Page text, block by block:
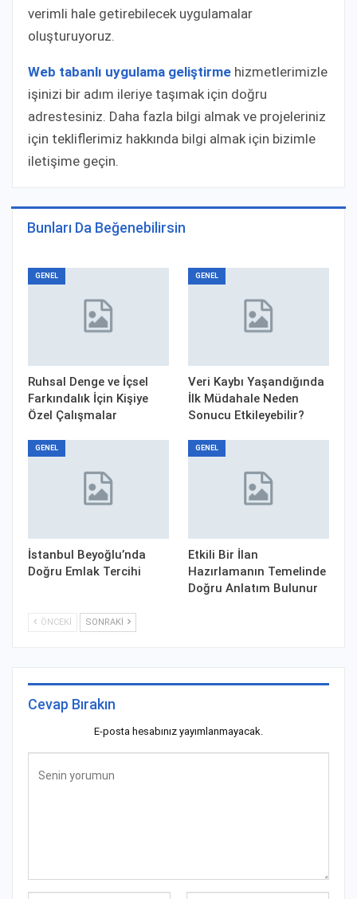
verimli hale getirebilecek uygulamalar
oluşturuyoruz.
Web tabanlı uygulama geliştirme hizmetlerimizle
işinizi bir adım ileriye taşımak için doğru
adrestesiniz. Daha fazla bilgi almak ve projeleriniz
için tekliflerimiz hakkında bilgi almak için bizimle
iletişime geçin.
Bunları Da Beğenebilirsin
GENEL
Ruhsal Denge ve İçsel
Farkındalık İçin Kişiye
Özel Çalışmalar
GENEL
Veri Kaybı Yaşandığında
İlk Müdahale Neden
Sonucu Etkileyebilir?
GENEL
İstanbul Beyoğlu’nda
Doğru Emlak Tercihi
GENEL
Etkili Bir İlan
Hazırlamanın Temelinde
Doğru Anlatım Bulunur
ÖNCEKI SONRAKI
Cevap Bırakın
E-posta hesabınız yayımlanmayacak.